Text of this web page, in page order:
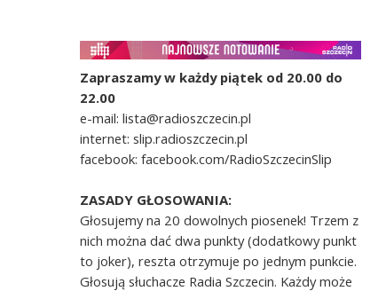
Zapraszamy w każdy piątek od 20.00 do
22.00
e-mail: lista@radioszczecin.pl
internet: slip.radioszczecin.pl
facebook: facebook.com/RadioSzczecinSlip
ZASADY GŁOSOWANIA:
Głosujemy na 20 dowolnych piosenek! Trzem z
nich można dać dwa punkty (dodatkowy punkt
to joker), reszta otrzymuje po jednym punkcie.
Głosują słuchacze Radia Szczecin. Każdy może